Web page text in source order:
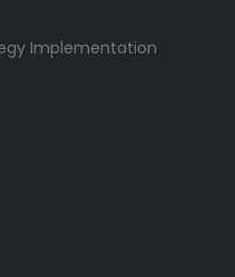
Implementation